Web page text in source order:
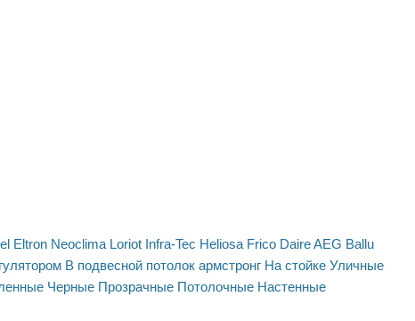
Eltron Neoclima Loriot Infra-Tec Heliosa Frico DaireAEG Ballu
В подвесной потолок армстронг На стойке Уличные
Черные Прозрачные Потолочные Настенные